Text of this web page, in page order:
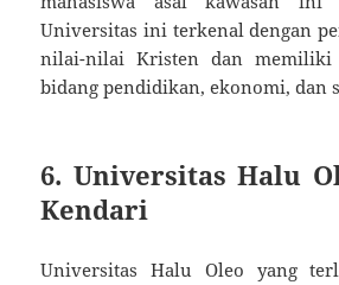
Universitas ini terkenal dengan
nilai-nilai Kristen dan
bidang pendidikan, ekonomi, dan
6. Universitas Halu
Kendari
Universitas Halu Oleo yang